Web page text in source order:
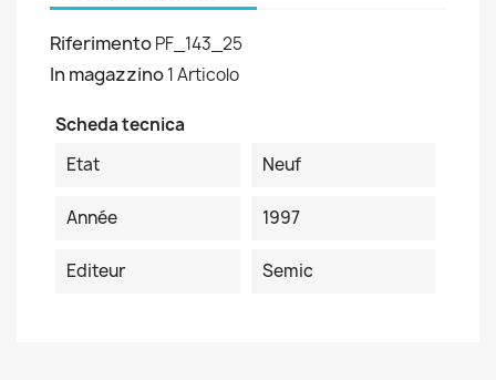
RiferimentoPF_143_25
In magazzino1 Articolo
Scheda tecnica
Etat
Neuf
Année 1997
Editeur Semic